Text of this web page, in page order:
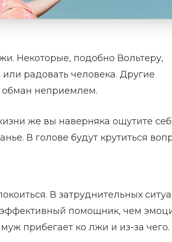
Некоторые, подобно Вольтеру,
радовать человека. Другие
неприемлем.
же вы наверняка ощутите
В голове будут крутиться
В затруднительных
эффективный помощник, чем
прибегает ко лжи и из-за чего.